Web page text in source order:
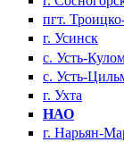
пгт.
г. Усинск
с. Усть-
с. Усть-
г. Ухта
НАО
г. Нарьян-